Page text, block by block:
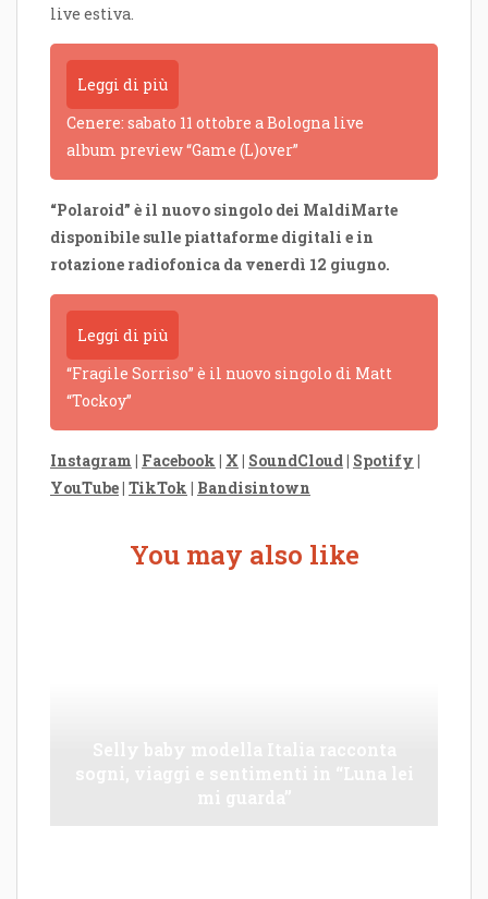
live estiva.
Leggi di più
Cenere: sabato 11 ottobre a Bologna live
album preview “Game (L)over”
“Polaroid” è il nuovo singolo dei MaldiMarte
disponibile sulle piattaforme digitali e in
rotazione radiofonica da venerdì 12 giugno.
Leggi di più
“Fragile Sorriso” è il nuovo singolo di Matt
“Tockoy”
Instagram | Facebook | X | SoundCloud| Spotify |
YouTube| TikTok | Bandisintown
You may also like